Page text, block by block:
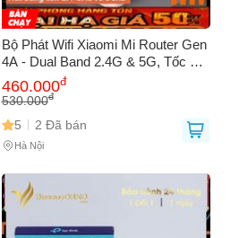
Bộ Phát Wifi Xiaomi Mi Router Gen
4A - Dual Band 2.4G & 5G, Tốc Độ
1200Mbps, Bảo Hành 12 Tháng,
Chính Hãng
460.000đ
530.000đ
5 2 Đã bán
Hà Nội